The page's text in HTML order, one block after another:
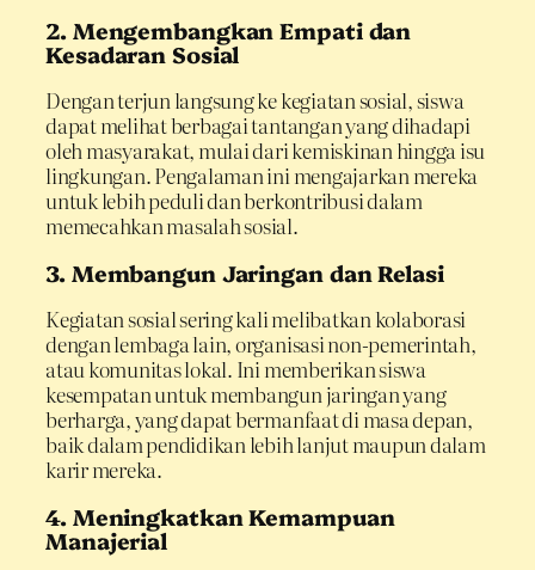
2. Mengembangkan Empati dan
Kesadaran Sosial
Dengan terjun langsung ke kegiatan sosial, siswa
dapat melihat berbagai tantangan yang dihadapi
oleh masyarakat, mulai dari kemiskinan hingga isu
lingkungan. Pengalaman ini mengajarkan mereka
untuk lebih peduli dan berkontribusi dalam
memecahkan masalah sosial.
3. Membangun Jaringan dan Relasi
Kegiatan sosial sering kali melibatkan kolaborasi
dengan lembaga lain, organisasi non-pemerintah,
atau komunitas lokal. Ini memberikan siswa
kesempatan untuk membangun jaringan yang
berharga, yang dapat bermanfaat di masa depan,
baik dalam pendidikan lebih lanjut maupun dalam
karir mereka.
4. Meningkatkan Kemampuan
Manajerial